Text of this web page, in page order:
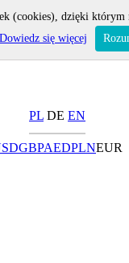
PL DE EN
GBPAEDPLNEUR
(cookies), dzięki którym
Dowiedz się więcej